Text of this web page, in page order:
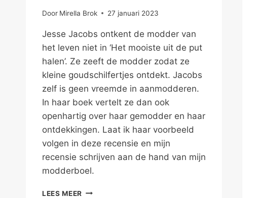
Door Mirella Brok 27 januari 2023
Jesse Jacobs ontkent de modder van
het leven niet in ‘Het mooiste uit de put
halen’. Ze zeeft de modder zodat ze
kleine goudschilfertjes ontdekt. Jacobs
zelf is geen vreemde in aanmodderen.
In haar boek vertelt ze dan ook
openhartig over haar gemodder en haar
ontdekkingen. Laat ik haar voorbeeld
volgen in deze recensie en mijn
recensie schrijven aan de hand van mijn
modderboel.
LEES MEER GOUD